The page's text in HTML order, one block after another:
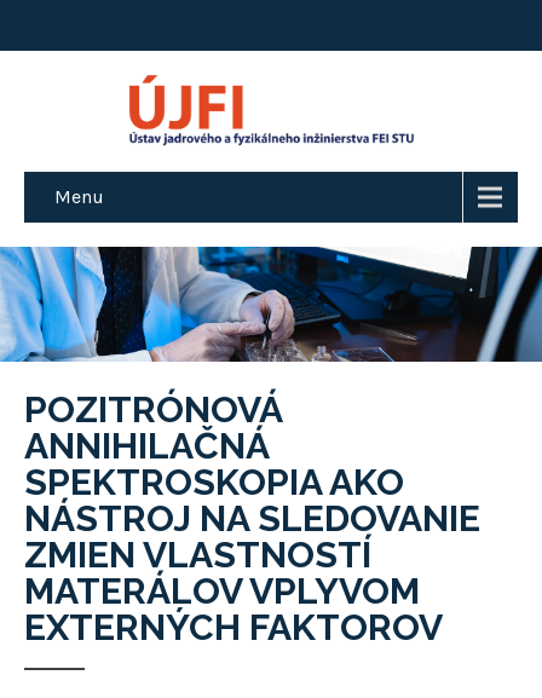
Menu
POZITRÓNOVÁ
ANNIHILAČNÁ
SPEKTROSKOPIA AKO
NÁSTROJ NA SLEDOVANIE
ZMIEN VLASTNOSTÍ
MATERÁLOV VPLYVOM
EXTERNÝCH FAKTOROV